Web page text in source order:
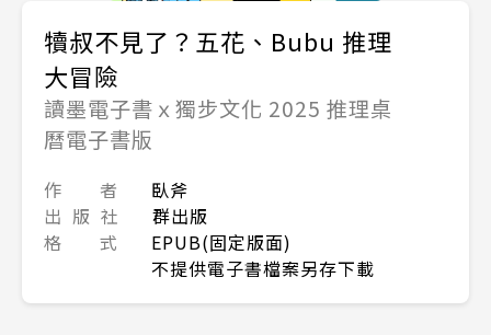
犢叔不見了？五花、Bubu 推理
大冒險
讀墨電子書ｘ獨步文化 2025 推理桌
曆電子書版
作 者
臥斧
出 版 社
群出版
格 式
EPUB(固定版面)
不提供電子書檔案另存下載